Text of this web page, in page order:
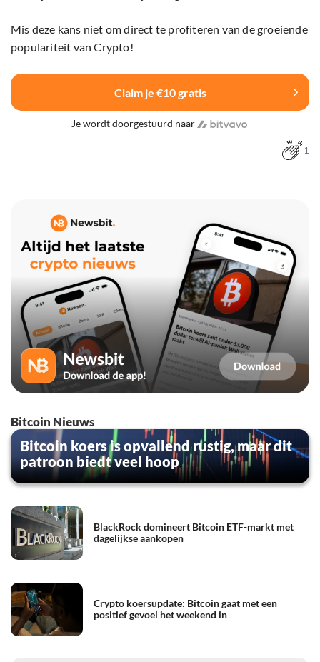
Mis deze kans niet om direct te profiteren van de groeiende
populariteit van Crypto!
Claim je €10 gratis
Je wordt doorgestuurd naar
1
Bitcoin Nieuws
Bitcoin koers is opvallend rustig, maar dit
patroon biedt veel hoop
BlackRock domineert Bitcoin ETF-markt met
dagelijkse aankopen
Crypto koersupdate: Bitcoin gaat met een
positief gevoel het weekend in